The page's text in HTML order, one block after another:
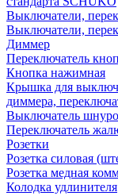
Выключатели,
Выключатели,
Диммер
Переключатель
Кнопка нажимная
Крышка для
диммера,
Выключатель
Переключатель
Розетки
Розетка силовая
Розетка медная
Колодка удлинителя